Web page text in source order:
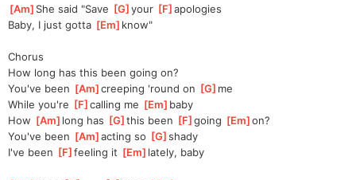
[Am ]She said "Save [G ]
your [F ]
apologies
Baby, I just gotta [Em ]know"
Chorus
How long has this been going on?
You've been [Am ]
creeping 'round on [G ]me
While you're [F ]
calling me [Em ]baby
How [Am ]long has [G ]this been [F ]
going [Em ]
on?
You've been [Am ]
acting so [G ]
shady
I've been [F ]
feeling it [Em ]lately, baby